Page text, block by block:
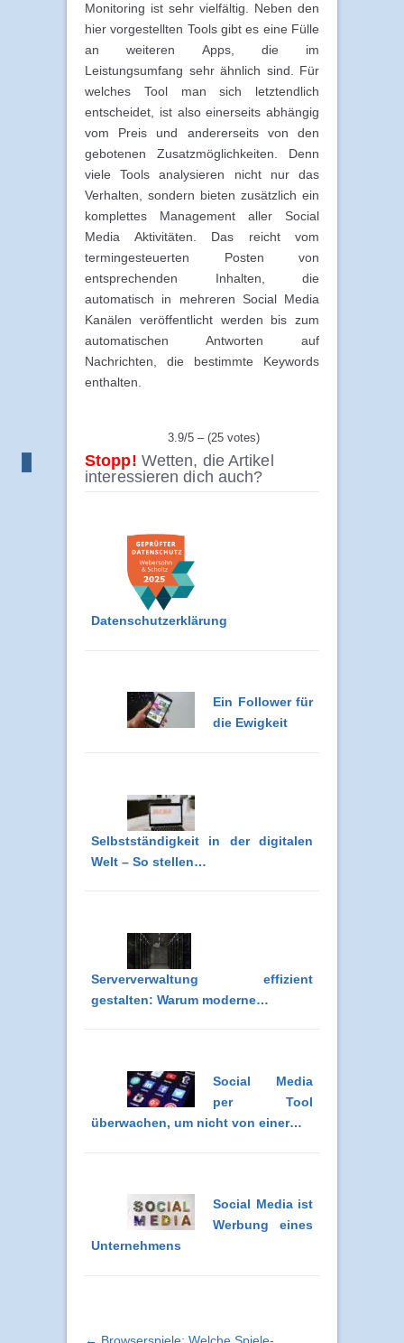
Monitoring ist sehr vielfältig. Neben den
hier vorgestellten Tools gibt es eine Fülle
an weiteren Apps, die im
Leistungsumfang sehr ähnlich sind. Für
welches Tool man sich letztendlich
entscheidet, ist also einerseits abhängig
vom Preis und andererseits von den
gebotenen Zusatzmöglichkeiten. Denn
viele Tools analysieren nicht nur das
Verhalten, sondern bieten zusätzlich ein
komplettes Management aller Social
Media Aktivitäten. Das reicht vom
termingesteuerten Posten von
entsprechenden Inhalten, die
automatisch in mehreren Social Media
Kanälen veröffentlicht werden bis zum
automatischen Antworten auf
Nachrichten, die bestimmte Keywords
enthalten.
3.9/5 – (25 votes)
Stopp! Wetten, die Artikel
interessieren dich auch?
Datenschutzerklärung
Ein Follower für
die Ewigkeit
Selbstständigkeit in der digitalen
Welt – So stellen…
Serververwaltung effizient
gestalten: Warum moderne…
Social Media
per Tool
überwachen, um nicht von einer…
Social Media ist
Werbung eines
Unternehmens
← Browserspiele: Welche Spiele-